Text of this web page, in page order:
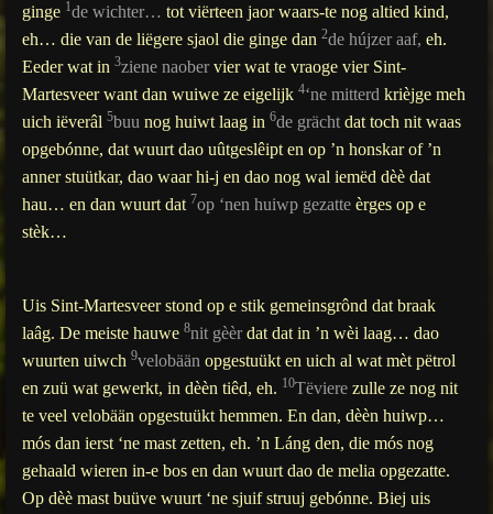
ginge 1de wichter… tot viërteen jaor waars-te nog altied kind,
eh… die van de liëgere sjaol die ginge dan 2de hújzer aaf, eh.
Eeder wat in 3ziene naobervier wat te vraoge vier Sint-
Martesveer want dan wuiwe ze eigelijk 4‘ne mitterd krièjge meh
uich iëverâl 5buu nog huiwt laag in 6de grächt dat toch nit waas
opgebónne, dat wuurt dao uûtgeslêipt en op ’n honskar of ’n
anner stuütkar, dao waar hi-j en dao nog wal iemëd dèè dat
hau… en dan wuurt dat 7op ‘nen huiwp gezatte èrges op e
stèk…
Uis Sint-Martesveer stond op e stik gemeinsgrônd dat braak
laâg. De meiste hauwe 8nit gèèrdat dat in ’n wèi laag… dao
wuurten uiwch 9velobään opgestuükt en uich al wat mèt pëtrol
en zuü wat gewerkt, in dèèn tiêd, eh. 10Tëviere zulle ze nog nit
te veel velobään opgestuükt hemmen. En dan, dèèn huiwp…
mós dan ierst ‘ne mast zetten, eh. ’n Láng den, die mós nog
gehaald wieren in-e bos en dan wuurt dao de melia opgezatte.
Op dèè mast buüve wuurt ‘ne sjuif struuj gebónne. Biej uis